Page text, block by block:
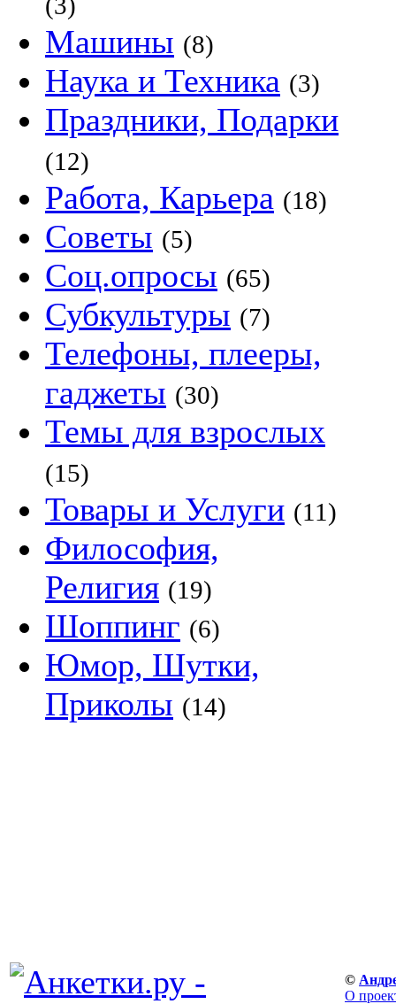
Машины (8)
Наука и Техника (3)
Праздники, Подарки
(12)
Работа, Карьера (18)
Советы (5)
Соц.опросы (65)
Субкультуры (7)
Телефоны, плееры,
гаджеты (30)
Темы для взрослых
(15)
Товары и Услуги (11)
Философия,
Религия (19)
Шоппинг (6)
Юмор, Шутки,
Приколы (14)
©
О